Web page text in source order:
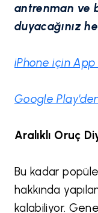
antrenman ve
duyacağınız
iPhone için
Google
Aralıklı Oruç
Bu kadar
hakkında
kalabiliyor.